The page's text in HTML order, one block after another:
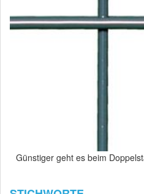
Günstiger geht es beim